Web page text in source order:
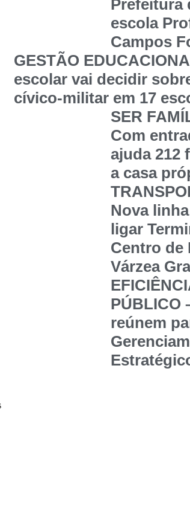
Prefeitura
escola
Campos
GESTÃO
escolar vai decidir
cívico-militar em 17
SER
Com
ajuda 212
a casa
Nova
ligar
Centro de
Várzea
PÚBLICO
reúnem